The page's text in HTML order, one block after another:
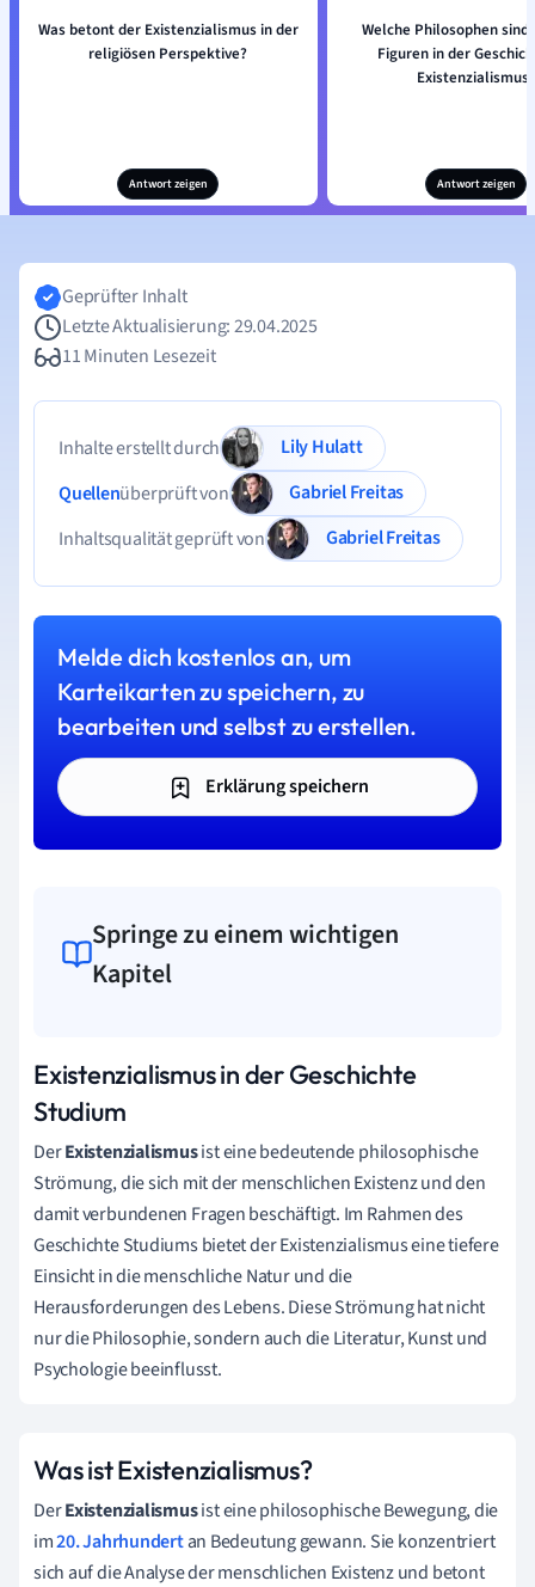
Was betont der Existenzialismus in der
religiösen Perspektive?
Antwort zeigen
Welche Philosophen
Figuren in der
Existenzialismus?
Antwort zeigen
Geprüfter Inhalt
Letzte Aktualisierung: 29.04.2025
11 Minuten Lesezeit
Inhalte erstellt durch
Lily Hulatt
Quellenüberprüft von
Gabriel Freitas
Inhaltsqualität geprüft von
Gabriel Freitas
Melde dich kostenlos an, um
Karteikarten zu speichern, zu
bearbeiten und selbst zu erstellen.
Erklärung speichern
Springe zu einem wichtigen
Kapitel
Existenzialismus in der Geschichte
Studium
DerExistenzialismusist eine bedeutende philosophische
Strömung, die sich mit der menschlichen Existenz und den
damit verbundenen Fragen beschäftigt. Im Rahmen des
Geschichte Studiums bietet der Existenzialismus eine tiefere
Einsicht in die menschliche Natur und die
Herausforderungen des Lebens. Diese Strömung hat nicht
nur die Philosophie, sondern auch die Literatur, Kunst und
Psychologie beeinflusst.
Was ist Existenzialismus?
DerExistenzialismusist eine philosophische Bewegung, die
im20. Jahrhundertan Bedeutung gewann. Sie konzentriert
sich auf die Analyse der menschlichen Existenz und betont